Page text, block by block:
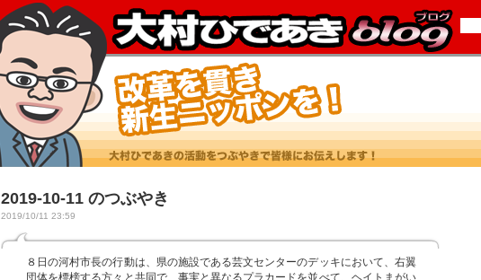
2019-10-11 のつぶやき
2019/10/11 23:59
８日の河村市長の行動は、県の施設である芸文センターのデッキにおいて、右翼
団体を標榜する方々と共同で、事実と異なるプラカードを並べて、ヘイトまがい